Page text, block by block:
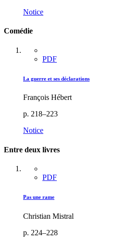
Notice
Comédie
PDF
La guerre et ses déclarations
François Hébert
p. 218–223
Notice
Entre deux livres
PDF
Pas une rame
Christian Mistral
p. 224–228